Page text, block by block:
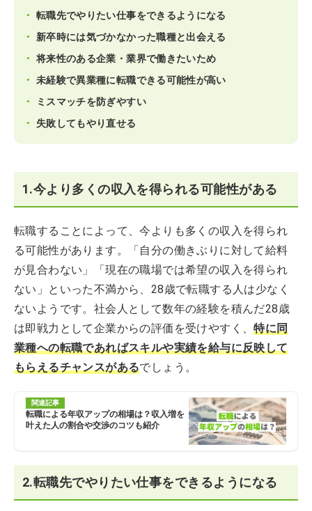
転職先でやりたい仕事をできるようになる
新卒時には気づかなかった職種と出会える
将来性のある企業・業界で働きたいため
未経験で異業種に転職できる可能性が高い
ミスマッチを防ぎやすい
失敗してもやり直せる
1.今より多くの収入を得られる可能性がある
転職することによって、今よりも多くの収入を得られ
る可能性があります。「自分の働きぶりに対して給料
が見合わない」「現在の職場では希望の収入を得られ
ない」といった不満から、28歳で転職する人は少なく
ないようです。社会人として数年の経験を積んだ28歳
は即戦力として企業からの評価を受けやすく、特に同
業種への転職であればスキルや実績を給与に反映して
もらえるチャンスがあるでしょう。
関連記事
転職による年収アップの相場は？収入増を
叶えた人の割合や交渉のコツも紹介
2.転職先でやりたい仕事をできるようになる